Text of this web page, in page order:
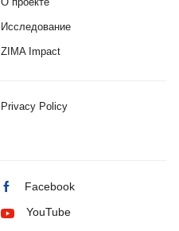
Исследование
ZIMA Impact
Privacy Policy
Facebook
YouTube